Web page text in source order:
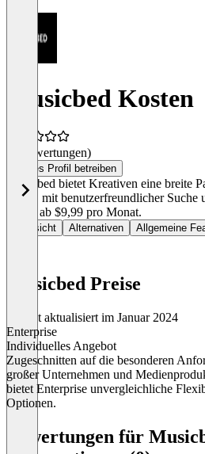
Musicbed Kosten
(0 Bewertungen)
Dieses Profil betreiben
Musicbed bietet Kreativen eine breite
Profis, mit benutzerfreundlicher Suche
Preise ab $9,99 pro Monat.
Übersicht Alternativen Allgemeine
Musicbed Preise
Zuletzt aktualisiert im Januar 2024
Enterprise
Individuelles Angebot
Zugeschnitten auf die besonderen
großer Unternehmen und
bietet Enterprise unvergleichliche
Optionen.
Bewertungen für